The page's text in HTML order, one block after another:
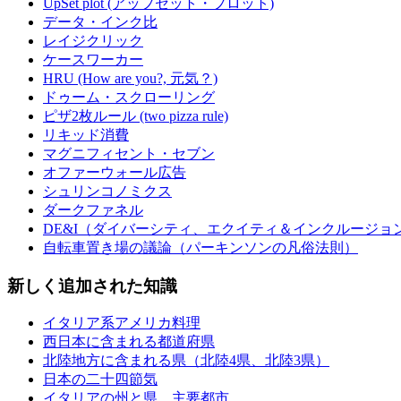
UpSet plot (アップセット・プロット)
データ・インク比
レイジクリック
ケースワーカー
HRU (How are you?, 元気？)
ドゥーム・スクローリング
ピザ2枚ルール (two pizza rule)
リキッド消費
マグニフィセント・セブン
オファーウォール広告
シュリンコノミクス
ダークファネル
DE&I（ダイバーシティ、エクイティ＆インクルージョ
自転車置き場の議論（パーキンソンの凡俗法則）
新しく追加された知識
イタリア系アメリカ料理
西日本に含まれる都道府県
北陸地方に含まれる県（北陸4県、北陸3県）
日本の二十四節気